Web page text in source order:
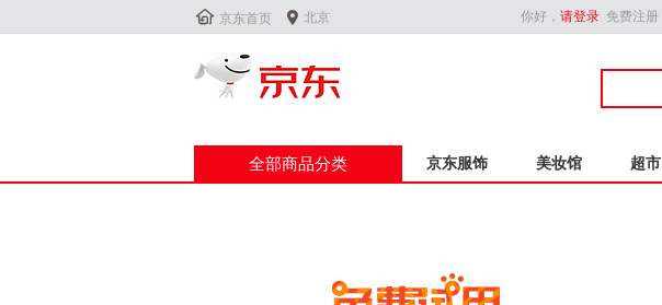
 京东首页  北京 你好， 请登录 免费注册
全部商品分类 京东服饰 美妆馆 超市